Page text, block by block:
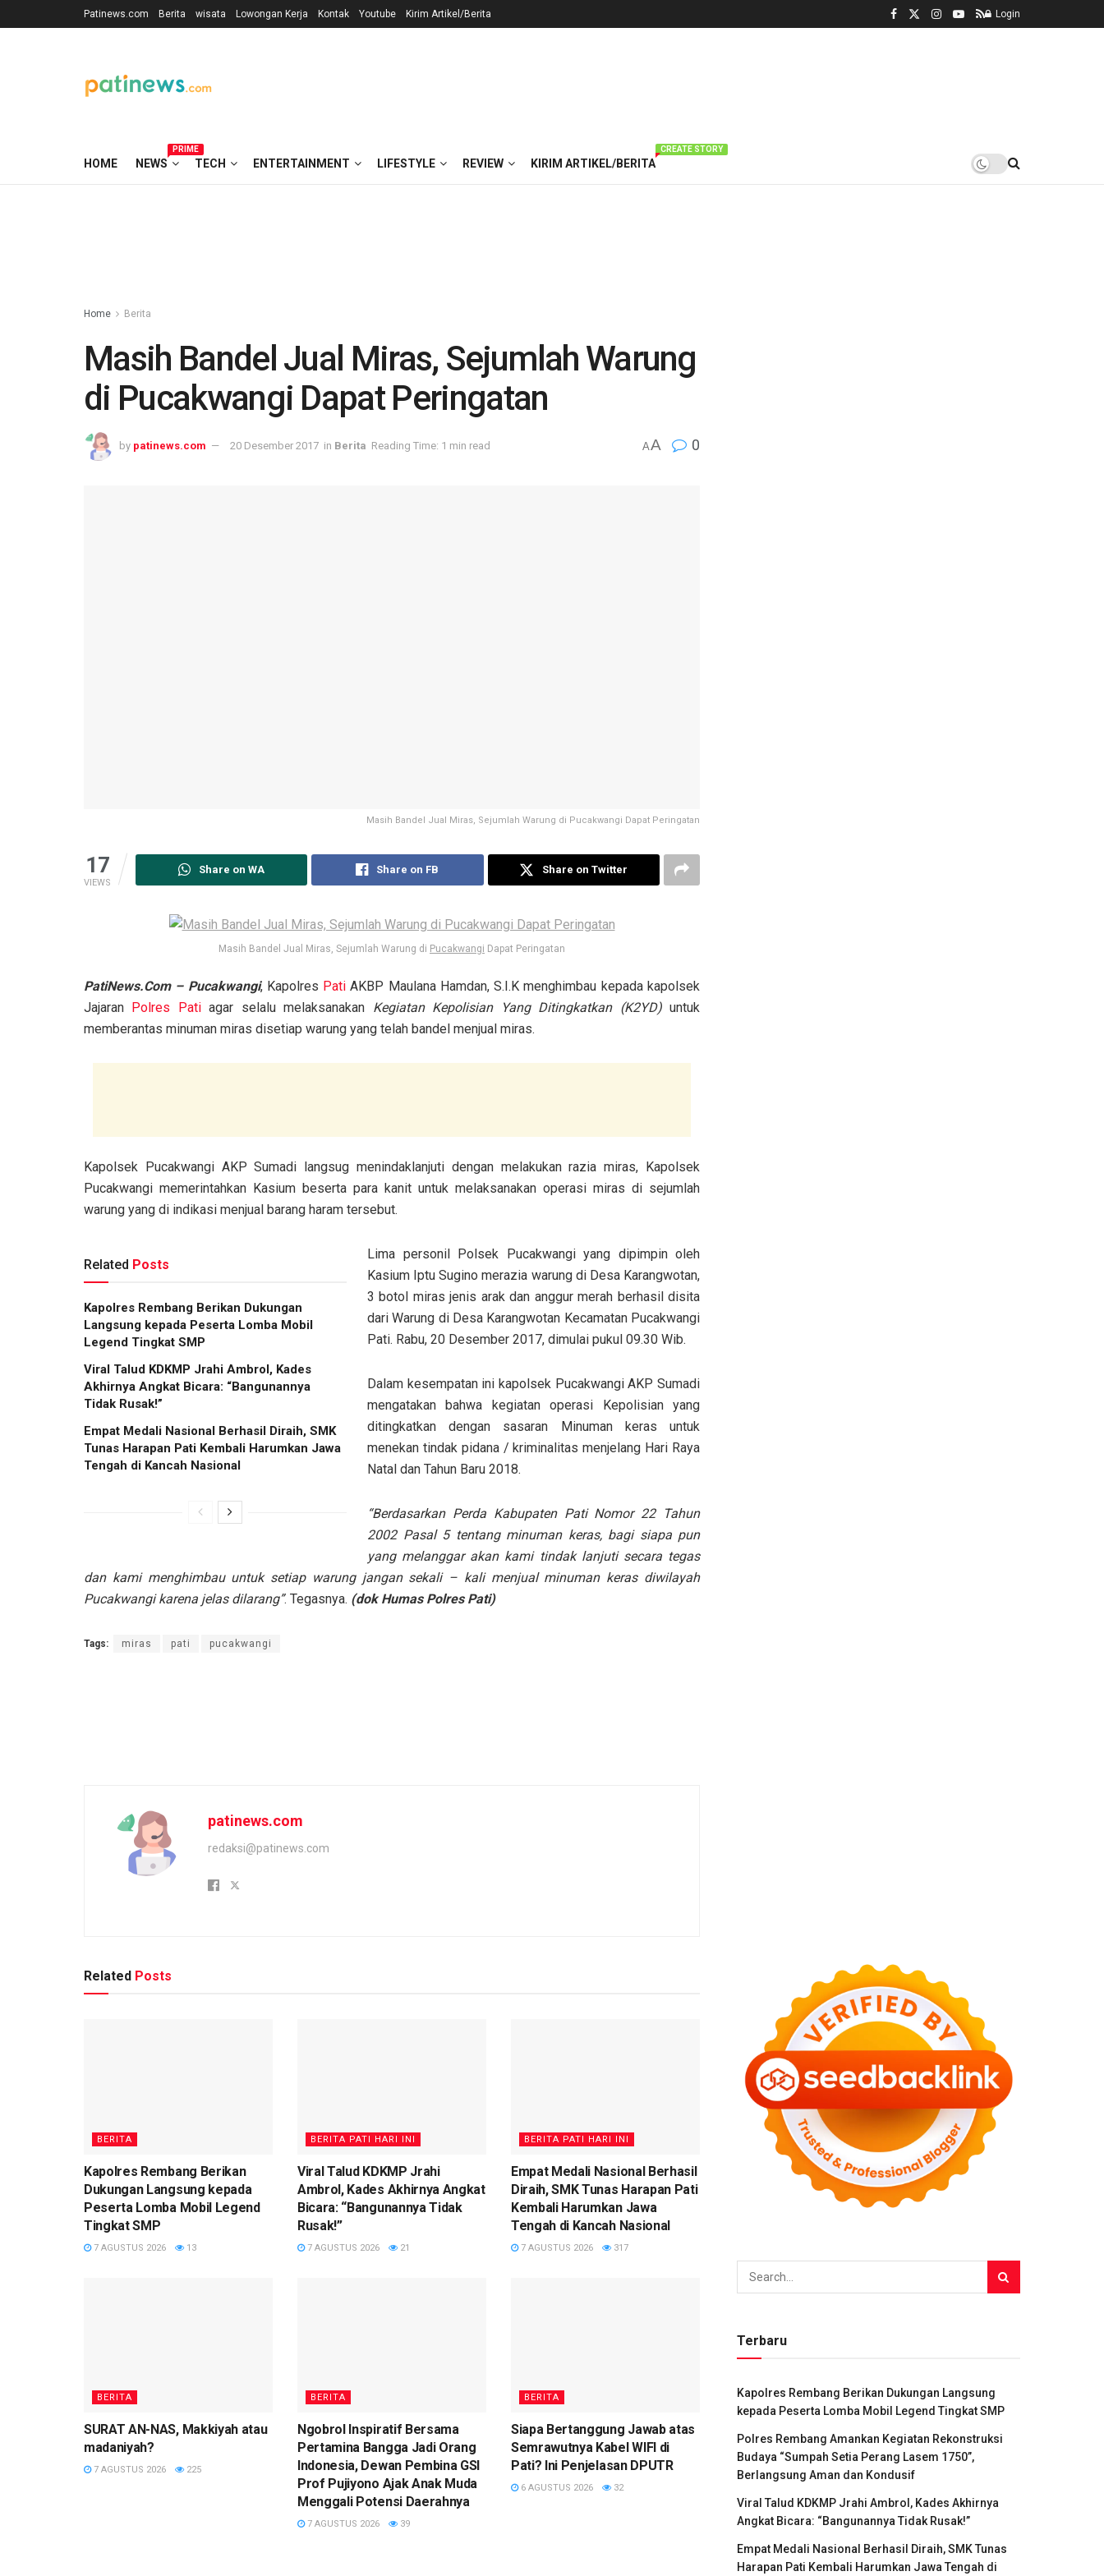
Patinews.com Berita wisata Lowongan Kerja Kontak Youtube Kirim Artikel/Berita Login
HOME NEWS
PRIME
TECH ENTERTAINMENT LIFESTYLE REVIEW KIRIM ARTIKEL/BERITA
CREATE STORY
Home Berita
Masih Bandel Jual Miras, Sejumlah Warung
di Pucakwangi Dapat Peringatan
by patinews.com 20 Desember 2017 in Berita Reading Time: 1 min read AA 0
Masih Bandel Jual Miras, Sejumlah Warung di Pucakwangi Dapat Peringatan
17
VIEWS
Share on WA Share on FB Share on Twitter
Masih Bandel Jual Miras, Sejumlah Warung di Pucakwangi Dapat Peringatan
PatiNews.Com – Pucakwangi, Kapolres Pati AKBP Maulana Hamdan, S.I.K menghimbau kepada kapolsek
Jajaran
Polres Patiagar selalu melaksanakan Kegiatan Kepolisian Yang Ditingkatkan (K2YD)untuk
memberantas minuman miras disetiap warung yang telah bandel menjual miras.
Kapolsek Pucakwangi AKP Sumadi langsug menindaklanjuti dengan melakukan razia miras, Kapolsek
Pucakwangi memerintahkan Kasium beserta para kanit untuk melaksanakan operasi miras di sejumlah
warung yang di indikasi menjual barang haram tersebut.
Related Posts
Kapolres Rembang Berikan Dukungan
Langsung kepada Peserta Lomba Mobil
Legend Tingkat SMP
Viral Talud KDKMP Jrahi Ambrol, Kades
Akhirnya Angkat Bicara: “Bangunannya
Tidak Rusak!”
Empat Medali Nasional Berhasil Diraih, SMK
Tunas Harapan Pati Kembali Harumkan Jawa
Tengah di Kancah Nasional
Lima personil Polsek Pucakwangi yang dipimpin oleh
Kasium Iptu Sugino merazia warung di Desa Karangwotan,
3 botol miras jenis arak dan anggur merah berhasil disita
dari Warung di Desa Karangwotan Kecamatan Pucakwangi
Pati. Rabu, 20 Desember 2017, dimulai pukul 09.30 Wib.
Dalam kesempatan ini kapolsek Pucakwangi AKP Sumadi
mengatakan bahwa kegiatan operasi Kepolisian yang
ditingkatkan dengan sasaran Minuman keras untuk
menekan tindak pidana / kriminalitas menjelang Hari Raya
Natal dan Tahun Baru 2018.
“Berdasarkan Perda Kabupaten Pati Nomor 22 Tahun
2002 Pasal 5 tentang minuman keras, bagi siapa pun
yang melanggar akan kami tindak lanjuti secara tegas
dan kami menghimbau untuk setiap warung jangan sekali – kali menjual minuman keras diwilayah
Pucakwangi karena jelas dilarang”. Tegasnya. (dok Humas Polres Pati)
Tags: miras pati pucakwangi
patinews.com
redaksi@patinews.com
Related Posts
BERITA
Kapolres Rembang Berikan
Dukungan Langsung kepada
Peserta Lomba Mobil Legend
Tingkat SMP
7 AGUSTUS 2026 13
BERITA PATI HARI INI
Viral Talud KDKMP Jrahi
Ambrol, Kades Akhirnya Angkat
Bicara: “Bangunannya Tidak
Rusak!”
7 AGUSTUS 2026 21
BERITA PATI HARI INI
Empat Medali Nasional Berhasil
Diraih, SMK Tunas Harapan Pati
Kembali Harumkan Jawa
Tengah di Kancah Nasional
7 AGUSTUS 2026 317
BERITA
SURAT AN-NAS, Makkiyah atau
madaniyah?
7 AGUSTUS 2026 225
BERITA
Ngobrol Inspiratif Bersama
Pertamina Bangga Jadi Orang
Indonesia, Dewan Pembina GSI
Prof Pujiyono Ajak Anak Muda
Menggali Potensi Daerahnya
7 AGUSTUS 2026 39
BERITA
Siapa Bertanggung Jawab atas
Semrawutnya Kabel WIFI di
Pati? Ini Penjelasan DPUTR
6 AGUSTUS 2026 32
Terbaru
Kapolres Rembang Berikan Dukungan Langsung
kepada Peserta Lomba Mobil Legend Tingkat SMP
Polres Rembang Amankan Kegiatan Rekonstruksi
Budaya “Sumpah Setia Perang Lasem 1750”,
Berlangsung Aman dan Kondusif
Viral Talud KDKMP Jrahi Ambrol, Kades Akhirnya
Angkat Bicara: “Bangunannya Tidak Rusak!”
Empat Medali Nasional Berhasil Diraih, SMK Tunas
Harapan Pati Kembali Harumkan Jawa Tengah di